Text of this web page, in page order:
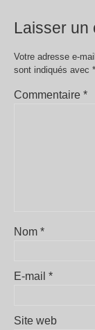
Laisser un
Votre adresse e-
sont indiqués avec *
Commentaire *
Nom *
E-mail *
Site web